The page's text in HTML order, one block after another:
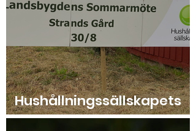
Hushållningssällskapets
Sommarmöte 2025